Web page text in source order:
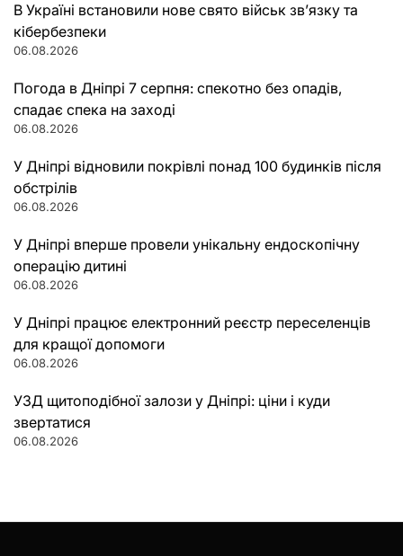
В Україні встановили нове свято військ зв’язку та
кібербезпеки
06.08.2026
Погода в Дніпрі 7 серпня: спекотно без опадів,
спадає спека на заході
06.08.2026
У Дніпрі відновили покрівлі понад 100 будинків після
обстрілів
06.08.2026
У Дніпрі вперше провели унікальну ендоскопічну
операцію дитині
06.08.2026
У Дніпрі працює електронний реєстр переселенців
для кращої допомоги
06.08.2026
УЗД щитоподібної залози у Дніпрі: ціни і куди
звертатися
06.08.2026